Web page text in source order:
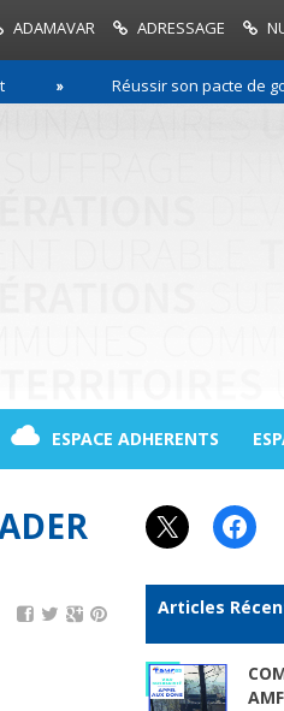
ADAMAVAR ADRESSAGE
Réussir son pacte de
ESPACE ADHERENTS
X
Articles